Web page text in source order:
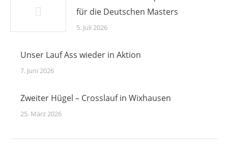
für die Deutschen Masters
5. Juli 2026
Unser Lauf Ass wieder in Aktion
7. Juni 2026
Zweiter Hügel – Crosslauf in Wixhausen
25. März 2026